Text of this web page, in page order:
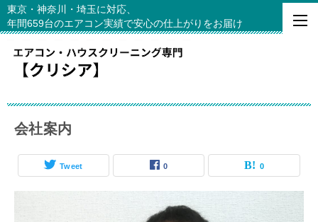
東京・神奈川・埼玉に対応、
年間659台のエアコン実績で安心の仕上がりをお届け
会社案内
Tweet 0 0